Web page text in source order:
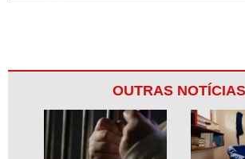
OUTRAS NOTÍCIAS